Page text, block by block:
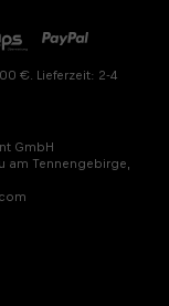
€. Lieferzeit: 2-4
GmbH
am Tennengebirge,